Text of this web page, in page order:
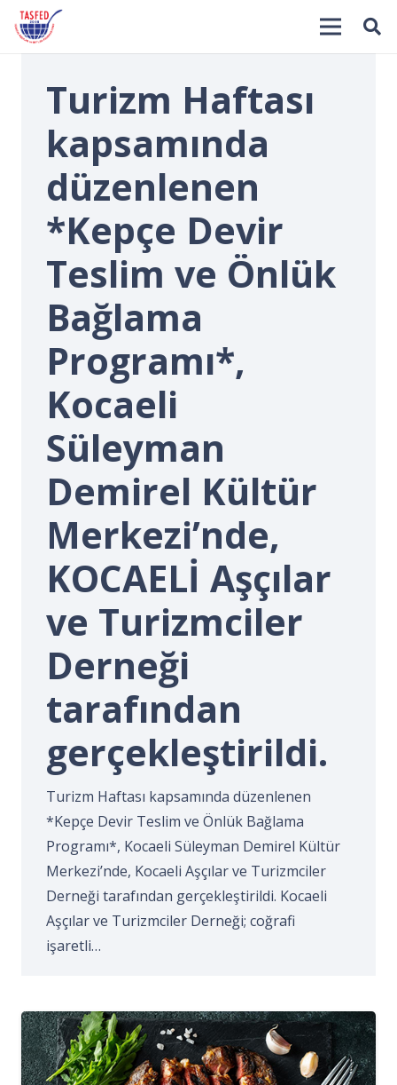
Turizm Haftası
kapsamında
düzenlenen
*Kepçe Devir
Teslim ve Önlük
Bağlama
Programı*,
Kocaeli
Süleyman
Demirel Kültür
Merkezi’nde,
KOCAELİ Aşçılar
ve Turizmciler
Derneği
tarafından
gerçekleştirildi.
Turizm Haftası kapsamında düzenlenen
*Kepçe Devir Teslim ve Önlük Bağlama
Programı*, Kocaeli Süleyman Demirel Kültür
Merkezi’nde, Kocaeli Aşçılar ve Turizmciler
Derneği tarafından gerçekleştirildi. Kocaeli
Aşçılar ve Turizmciler Derneği; coğrafi
işaretli…